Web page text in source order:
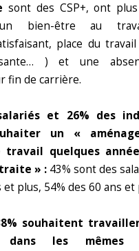
sont des CSP+, ont
un bien-être au
place du
) et une
fin de carrière.
et 26% des
un «
travail quelques
» : 43% sont des
et plus, 54% des 60 ans et
souhaitent
les mêmes